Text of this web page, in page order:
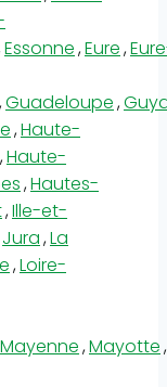
Essonne,Eure,
,Guadeloupe,
,Haute-
,Haute-
,Hautes-
,Ille-et-
Jura,La
,Loire-
Mayenne,Mayotte,